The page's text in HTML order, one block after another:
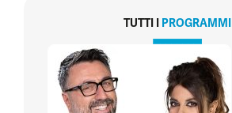
TUTTI I PROGRAMMI